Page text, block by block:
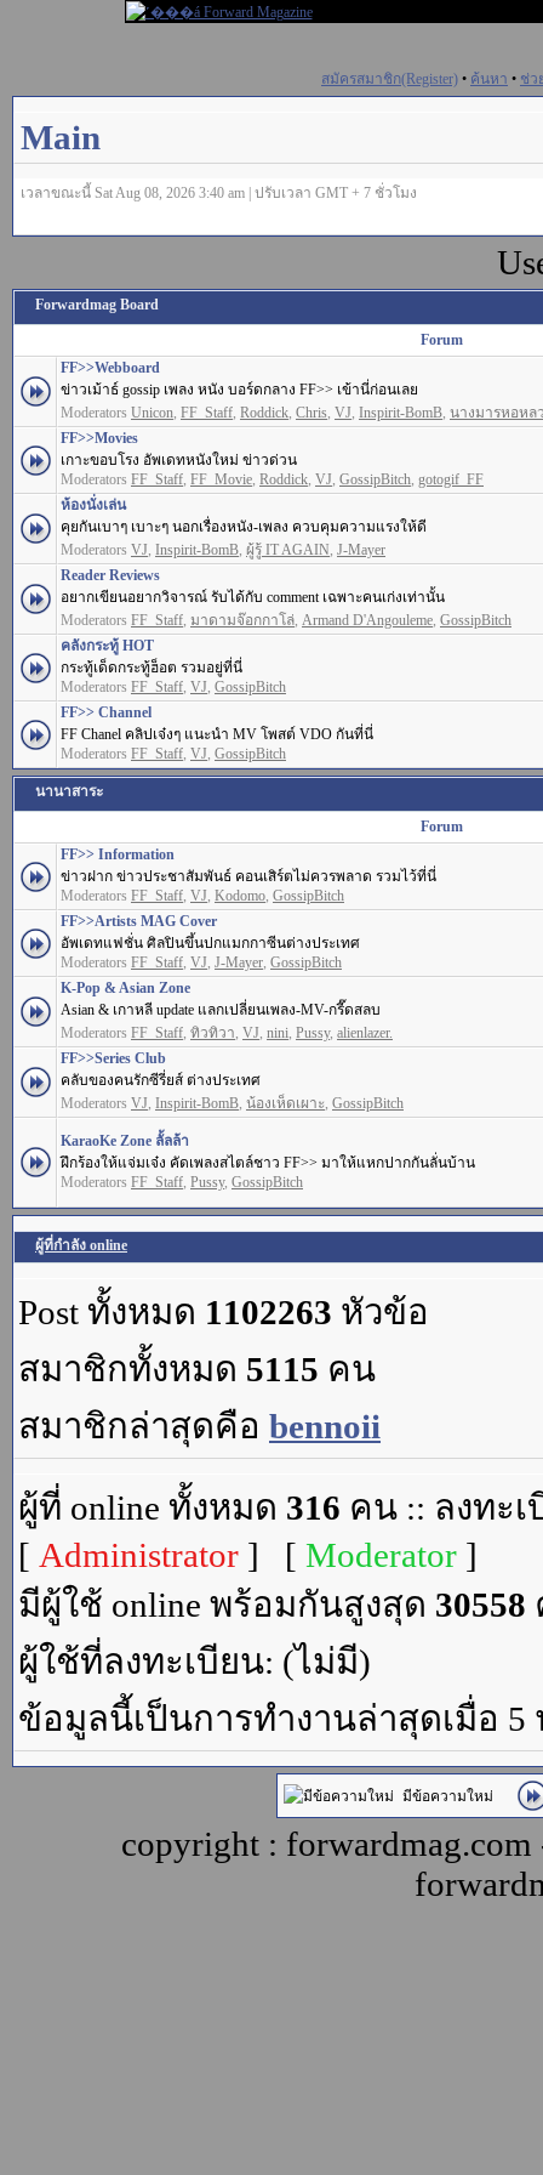
สมัครสมาชิก(Register) • ค้นหา • ช่ว
Main
เวลาขณะนี้ Sat Aug 08, 2026 3:40 am | ปรับเวลา GMT + 7 ชั่วโมง
Forwardmag Board
Forum
FF>>Webboard
ข่าวเม้าธ์ gossip เพลง หนัง บอร์ดกลาง FF>> เข้านี่ก่อนเลย
Moderators Unicon, FF_Staff, Roddick, Chris, VJ, Inspirit-BomB, นางมารหอหล
FF>>Movies
เกาะขอบโรง อัพเดทหนังใหม่ ข่าวด่วน
Moderators FF_Staff, FF_Movie, Roddick, VJ, GossipBitch, gotogif_FF
ห้องนั่งเล่น
คุยกันเบาๆ เบาะๆ นอกเรื่องหนัง-เพลง ควบคุมความแรงให้ดี
Moderators VJ, Inspirit-BomB, ผู้รู้ IT AGAIN, J-Mayer
Reader Reviews
อยากเขียนอยากวิจารณ์ รับได้กับ comment เฉพาะคนเก่งเท่านั้น
Moderators FF_Staff, มาดามจ๊อกกาโล่, Armand D'Angouleme, GossipBitch
คลังกระทู้ HOT
กระทู้เด็ดกระทู้ฮ็อต รวมอยู่ที่นี่
Moderators FF_Staff, VJ, GossipBitch
FF>> Channel
FF Chanel คลิปเจ๋งๆ แนะนำ MV โพสต์ VDO กันที่นี่
Moderators FF_Staff, VJ, GossipBitch
นานาสาระ
Forum
FF>> Information
ข่าวฝาก ข่าวประชาสัมพันธ์ คอนเสิร์ตไม่ควรพลาด รวมไว้ที่นี่
Moderators FF_Staff, VJ, Kodomo, GossipBitch
FF>>Artists MAG Cover
อัพเดทแฟชั่น ศิลปินขึ้นปกแมกกาซีนต่างประเทศ
Moderators FF_Staff, VJ, J-Mayer, GossipBitch
K-Pop & Asian Zone
Asian & เกาหลี update แลกเปลี่ยนเพลง-MV-กรี๊ดสลบ
Moderators FF_Staff, ทิวทิวา, VJ, nini, Pussy, alienlazer.
FF>>Series Club
คลับของคนรักซีรี่ยส์ ต่างประเทศ
Moderators VJ, Inspirit-BomB, น้องเห็ดเผาะ, GossipBitch
KaraoKe Zone ลั้ลล้า
ฝึกร้องให้แจ่มเจ๋ง คัดเพลงสไตล์ชาว FF>> มาให้แหกปากกันลั่นบ้าน
Moderators FF_Staff, Pussy, GossipBitch
ผู้ที่กำลัง online
Post ทั้งหมด 1102263 หัวข้อ
สมาชิกทั้งหมด 5115 คน
สมาชิกล่าสุดคือ bennoii
ผู้ที่ online ทั้งหมด 316 คน :: ลงทะ
[ Administrator ] [ Moderator ]
มีผู้ใช้ online พร้อมกันสูงสุด 30558
ผู้ใช้ที่ลงทะเบียน: (ไม่มี)
ข้อมูลนี้เป็นการทำงานล่าสุดเมื่อ 5
มีข้อความใหม่
copyright :